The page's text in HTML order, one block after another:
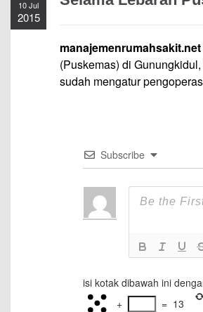
10 Jul
2015
manajemenrumahsakit.net
(Puskemas) di
sudah mengatur
Subscribe
isi kotak dibawah ini
+
= 13